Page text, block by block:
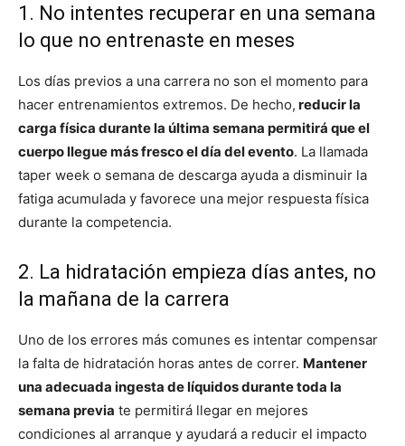
1. No intentes recuperar en una semana
lo que no entrenaste en meses
Los días previos a una carrera no son el momento para
hacer entrenamientos extremos. De hecho, reducir la
carga física durante la última semana permitirá que el
cuerpo llegue más fresco el día del evento. La llamada
taper week o semana de descarga ayuda a disminuir la
fatiga acumulada y favorece una mejor respuesta física
durante la competencia.
2. La hidratación empieza días antes, no
la mañana de la carrera
Uno de los errores más comunes es intentar compensar
la falta de hidratación horas antes de correr. Mantener
una adecuada ingesta de líquidos durante toda la
semana previa te permitirá llegar en mejores
condiciones al arranque y ayudará a reducir el impacto